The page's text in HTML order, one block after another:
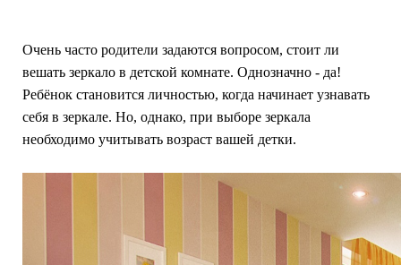
Очень часто родители задаются вопросом, стоит ли
вешать зеркало в детской комнате. Однозначно - да!
Ребёнок становится личностью, когда начинает узнавать
себя в зеркале. Но, однако, при выборе зеркала
необходимо учитывать возраст вашей детки.